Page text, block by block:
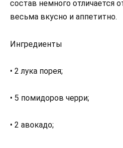
состав немного отличается
весьма вкусно и аппетитно.
Ингредиенты
• 2 лука порея;
• 5 помидоров черри;
• 2 авокадо;